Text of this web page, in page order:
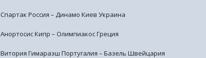
Спартак Россия – Динамо Киев Украина
Анортосис Кипр – Олимпиакос Греция
Витория Гимараэш Португалия – Базель Швейцария